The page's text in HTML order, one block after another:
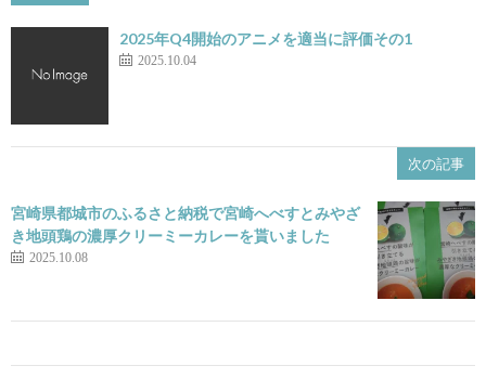
2025年Q4開始のアニメを適当に評価その1
2025.10.04
次の記事
宮崎県都城市のふるさと納税で宮崎へべすとみやざ
き地頭鶏の濃厚クリーミーカレーを貰いました
2025.10.08